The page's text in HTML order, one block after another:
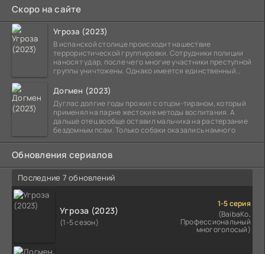
Скоро на сайте
Угроза (2023)
В испанской столице происходит нашествие
террористической группировки. Сотрудники полиции
наносят удар, после чего многие участники преступной
группы уничтожены. Однако имеется единственный
Догмен (2023)
Дуглас долгие годы прожил с отцом-тираном, который
применял на парне жестокие методы воспитания. А
дальше отец вообще оставил мальчика на растерзание
бездомным псам. Только собаки оказались намного
Обновления сериалов
Последние 7 обновлений
Угроза (2023)
(1-5 сезон)
1-5 серия
(BaibaKo,
Профессиональный
многоголосый)